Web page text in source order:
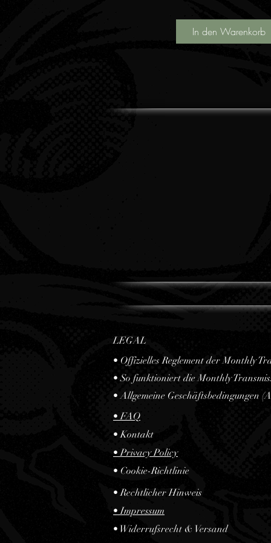
In den Warenkorb
LEGAL
• Offizielles Reglement der Monthly
• So funktioniert die Monthly
• Allgemeine Geschäftsbedingungen
• FAQ
• Kontakt
•Privacy Policy
• Cookie-Richtlinie
•Rechtlicher Hinweis
• Impressum
• Widerrufsrecht & Versand